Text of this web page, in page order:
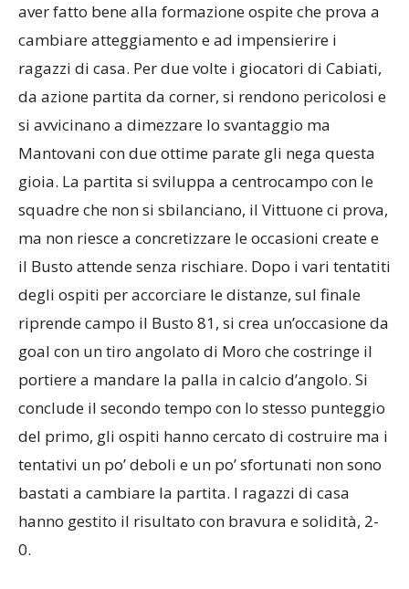
aver fatto bene alla formazione ospite che prova a
cambiare atteggiamento e ad impensierire i
ragazzi di casa. Per due volte i giocatori di Cabiati,
da azione partita da corner, si rendono pericolosi e
si avvicinano a dimezzare lo svantaggio ma
Mantovani con due ottime parate gli nega questa
gioia. La partita si sviluppa a centrocampo con le
squadre che non si sbilanciano, il Vittuone ci prova,
ma non riesce a concretizzare le occasioni create e
il Busto attende senza rischiare. Dopo i vari tentatiti
degli ospiti per accorciare le distanze, sul finale
riprende campo il Busto 81, si crea un’occasione da
goal con un tiro angolato di Moro che costringe il
portiere a mandare la palla in calcio d’angolo. Si
conclude il secondo tempo con lo stesso punteggio
del primo, gli ospiti hanno cercato di costruire ma i
tentativi un po’ deboli e un po’ sfortunati non sono
bastati a cambiare la partita. I ragazzi di casa
hanno gestito il risultato con bravura e solidità, 2-
0.